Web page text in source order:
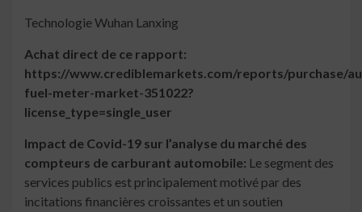
Technologie Wuhan Lanxing
Achat direct de ce rapport:
https://www.crediblemarkets.com/reports/purchase/
fuel-meter-market-351022?
license_type=single_user
Impact de Covid-19 sur l’analyse du marché des
compteurs de carburant automobile: Le segment des
services publics est principalement motivé par des
incitations financières croissantes et un soutien